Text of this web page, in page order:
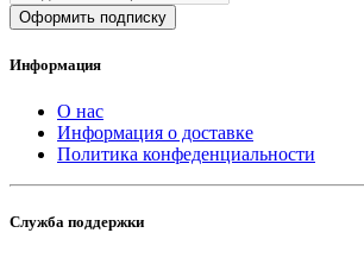
Оформить подписку
Информация
О нас
Информация о доставке
Политика конфеденциальности
Служба поддержки